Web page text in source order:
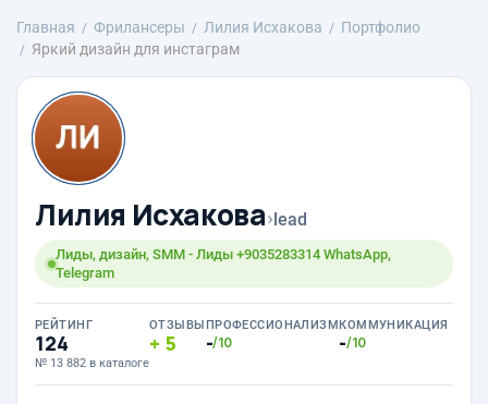
Главная Фрилансеры Лилия Исхакова
Портфолио
Яркий дизайн для инстаграм
Лилия Исхакова›lead
Лиды, дизайн, SMM - Лиды +9035283314 WhatsApp,
Telegram
РЕЙТИНГ
124
№ 13 882 в каталоге
ОТЗЫВЫ
5
ПРОФЕССИОНАЛИЗМ
-/10
КОММУНИКАЦИЯ
-/10